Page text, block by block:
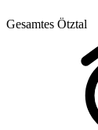
Gesamtes Ötztal